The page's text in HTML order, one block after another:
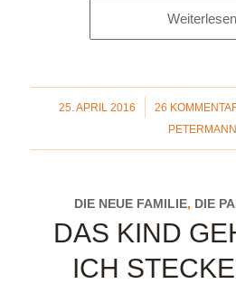
Weiterlesen
25. APRIL 2016
/ 26 /
PETERMANN
DIE NEUE FAMILIE, DIE
DAS KIND
ICH